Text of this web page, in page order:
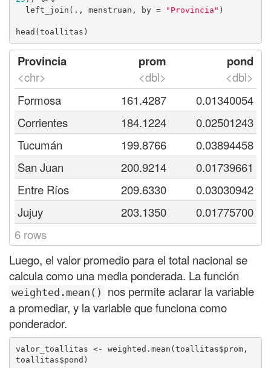
  left_join(., menstruan, by =
"Provincia" )
head(toallitas)
Provincia
<chr>
prom
<dbl>
pond
<dbl>
Formosa
161.4287
0.01340054
Corrientes
184.1224
0.02501243
Tucumán
199.8766
0.03894458
San Juan
200.9214
0.01739661
Entre Ríos
209.6330
0.03030942
Jujuy
203.1350
0.01775700
6 rows
Luego, el valor promedio para el total nacional se
calcula como una media ponderada. La función
weighted.mean()
nos permite aclarar la variable
a promediar, y la variable que funciona como
ponderador.
valor_toallitas <- weighted.mean(toallitas$prom,
toallitas$pond)